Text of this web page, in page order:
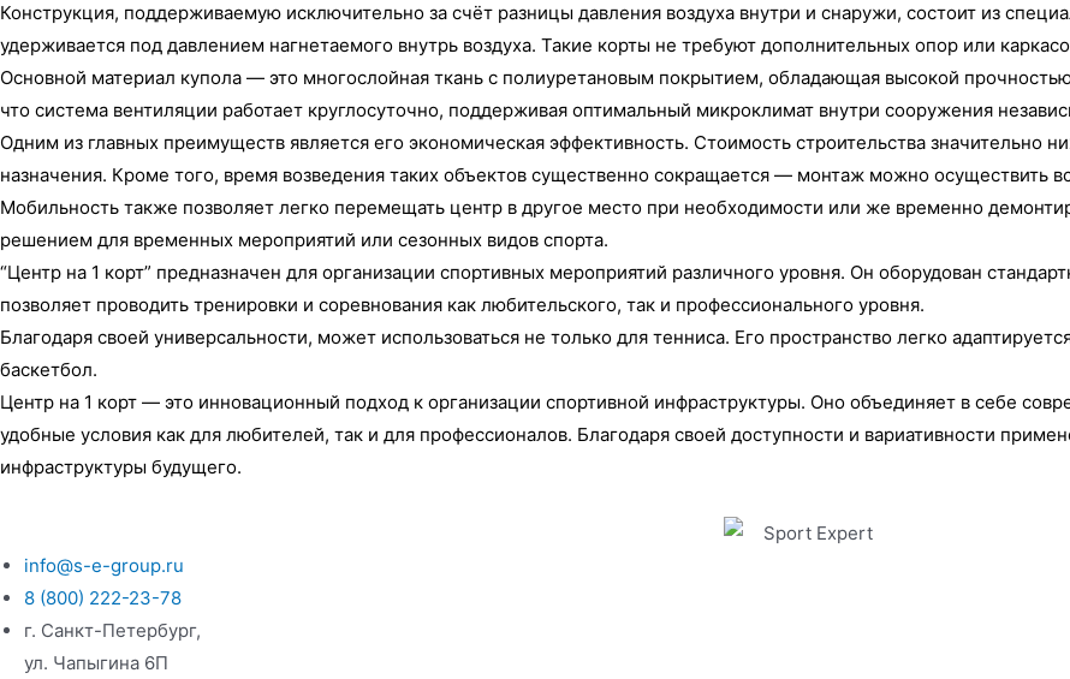
Конструкция, поддерживаемую исключительно за счёт разницы давления воздуха внутри и снаружи, состоит из
удерживается под давлением нагнетаемого внутрь воздуха. Такие корты не требуют дополнительных опор или
Основной материал купола — это многослойная ткань с полиуретановым покрытием, обладающая высокой
что система вентиляции работает круглосуточно, поддерживая оптимальный микроклимат внутри сооружения
Одним из главных преимуществ является его экономическая эффективность. Стоимость строительства значительно
назначения. Кроме того, время возведения таких объектов существенно сокращается — монтаж можно осуществить
Мобильность также позволяет легко перемещать центр в другое место при необходимости или же временно
решением для временных мероприятий или сезонных видов спорта.
“Центр на 1 корт” предназначен для организации спортивных мероприятий различного уровня. Он оборудован
позволяет проводить тренировки и соревнования как любительского, так и профессионального уровня.
Благодаря своей универсальности, может использоваться не только для тенниса. Его пространство легко
баскетбол.
Центр на 1 корт — это инновационный подход к организации спортивной инфраструктуры. Оно объединяет в себе
удобные условия как для любителей, так и для профессионалов. Благодаря своей доступности и вариативности
инфраструктуры будущего.
info@s-e-group.ru
8 (800) 222-23-78
г. Санкт-Петербург,
ул. Чапыгина 6П